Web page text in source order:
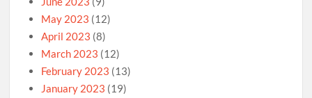
May 2023 (12)
April 2023 (8)
March 2023 (12)
February 2023 (13)
January 2023 (19)